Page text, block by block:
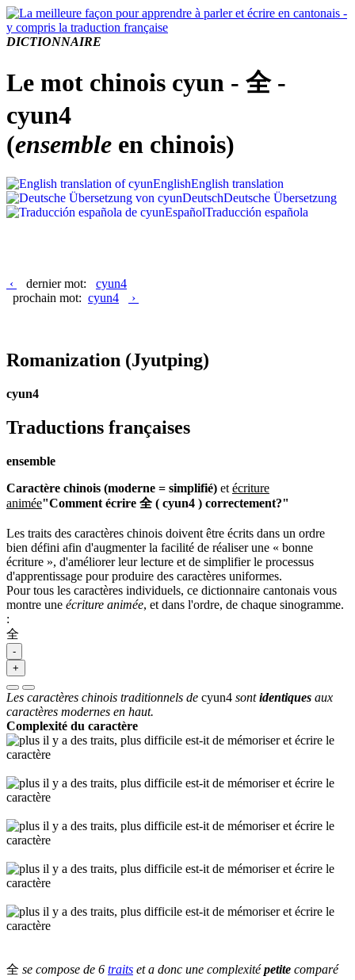
DICTIONNAIRE
Le mot chinois cyun - 全 -
cyun4
(ensemble en chinois)
EnglishEnglish translation
DeutschDeutsche Übersetzung
EspañolTraducción española
‹ dernier mot: cyun4
prochain mot: cyun4 ›
Romanization (Jyutping)
cyun4
Traductions françaises
ensemble
Caractère chinois (moderne = simplifié) et écriture
animée"Comment écrire 全 ( cyun4 ) correctement?"
Les traits des caractères chinois doivent être écrits dans un ordre
bien défini afin d'augmenter la facilité de réaliser une « bonne
écriture », d'améliorer leur lecture et de simplifier le processus
d'apprentissage pour produire des caractères uniformes.
Pour tous les caractères individuels, ce dictionnaire cantonais vous
montre une écriture animée, et dans l'ordre, de chaque sinogramme.
:
全
-
+
Les caractères chinois traditionnels de cyun4 sontidentiques aux
caractères modernes en haut.
Complexité du caractère
全 se compose de 6 traits et a donc une complexitépetite comparé